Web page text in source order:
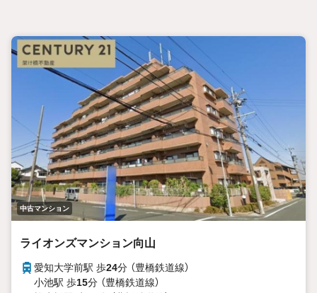
中古マンション
ライオンズマンション向山
愛知大学前駅 歩24分 （豊橋鉄道線）
小池駅 歩15分 （豊橋鉄道線）